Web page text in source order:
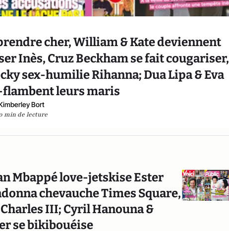
cher, William & Kate deviennent
Inès, Cruz Beckham se fait cougariser,
sex-humilie Rihanna; Dua Lipa & Eva
leurs maris
Bort
min de lecture
Mbappé love-jetskise Ester
chevauche Times Square,
III; Cyril Hanouna &
se bikibouéise